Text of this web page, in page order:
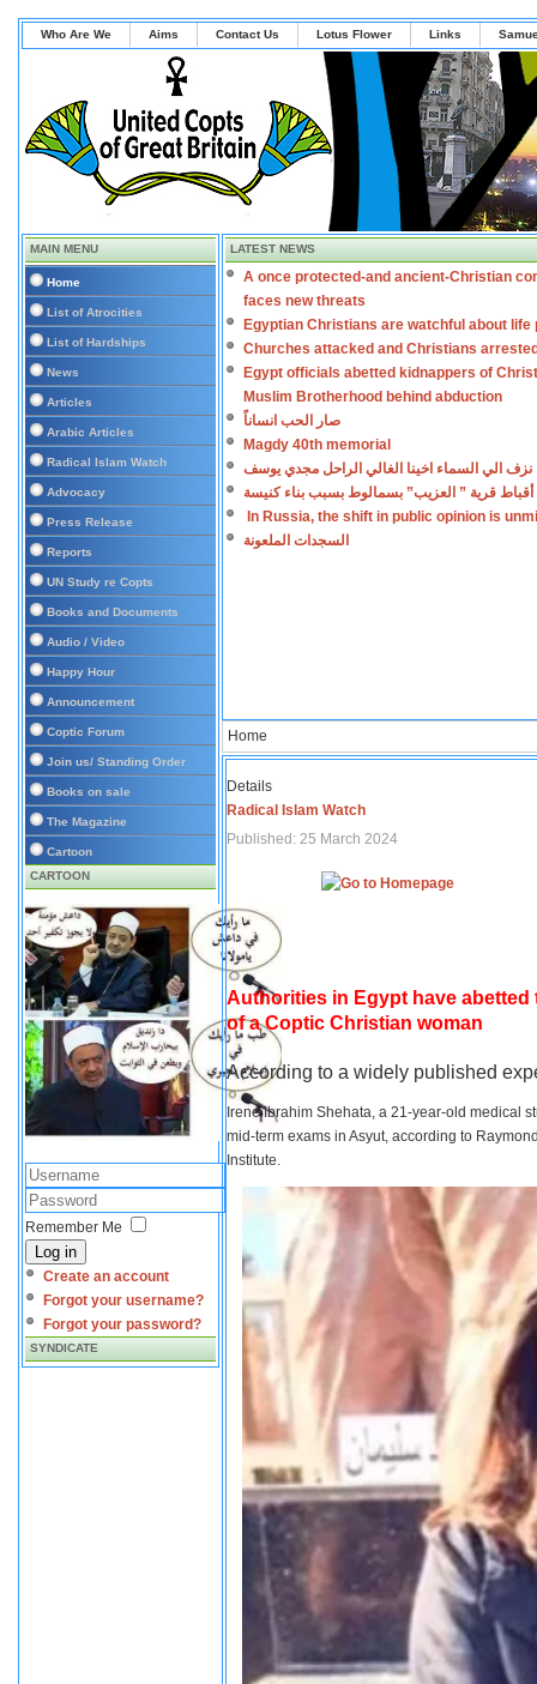
Who Are We Aims Contact Us Lotus Flower Links
MAIN MENU
Home
List of Atrocities
List of Hardships
News
Articles
Arabic Articles
Radical Islam Watch
Advocacy
Press Release
Reports
UN Study re Copts
Books and Documents
Audio / Video
Happy Hour
Announcement
Coptic Forum
Join us/ Standing Order
Books on sale
The Magazine
Cartoon
CARTOON
Remember Me
Log in
Create an account
Forgot your username?
Forgot your password?
SYNDICATE
LATEST NEWS
A once protected-and ancient-Christian
faces new threats
Egyptian Christians are watchful about life
Churches attacked and Christians
Egypt officials abetted kidnappers of
Muslim Brotherhood behind abduction
صار الحب انساناً
Magdy 40th memorial
نزف الي السماء اخينا الغالي الراحل مجدي يوسف
أقباط قرية ” العزيب” بسمالوط بسبب بناء كنيسة
In Russia, the shift in public opinion is
السجدات الملعونة
Home
Details
Radical Islam Watch
Published: 25 March 2024
Authorities in Egypt have
of a Coptic Christian woman
According to a widely published
Irene Ibrahim Shehata, a 21-year-old medical
mid-term exams in Asyut, according to
Institute.